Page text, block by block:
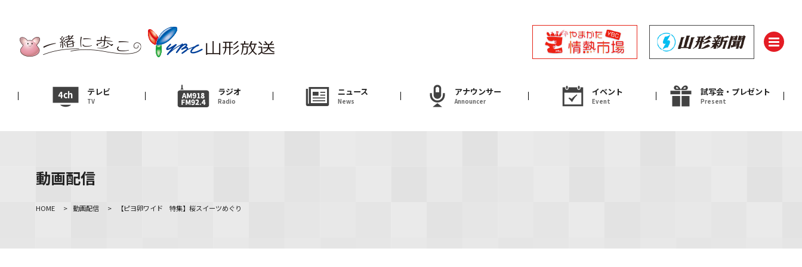
テレビ
TV
ラジオ
Radio
ニュース
News
アナウンサー
Announcer
イベント
Event
試写会・プレゼント
Present
テレビ
ニュース
News
アナウンサー
Announcer
イベント 試写会・プレゼント
ＹＢＣオンデマンド
動画配信
HOME > 動画配信 > 【ピヨ卵ワイド 特集】桜スイーツめぐり